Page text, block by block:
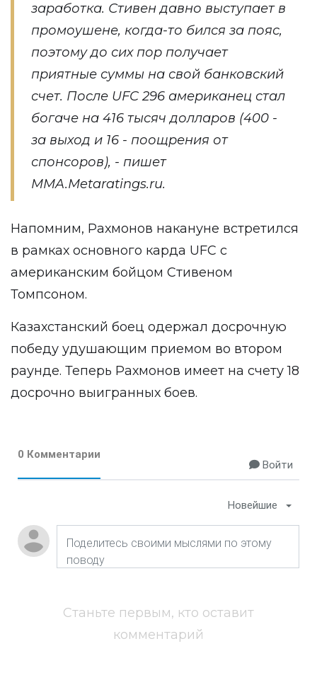
заработка. Стивен давно выступает в
промоушене, когда-то бился за пояс,
поэтому до сих пор получает
приятные суммы на свой банковский
счет. После UFC 296 американец стал
богаче на 416 тысяч долларов (400 -
за выход и 16 - поощрения от
спонсоров), - пишет
MMA.Metaratings.ru.
Напомним, Рахмонов накануне встретился
в рамках основного карда UFC с
американским бойцом Стивеном
Томпсоном.
Казахстанский боец одержал досрочную
победу удушающим приемом во втором
раунде. Теперь Рахмонов имеет на счету 18
досрочно выигранных боев.
0 Комментарии
Войти
Новейшие
Станьте первым, кто оставит
комментарий